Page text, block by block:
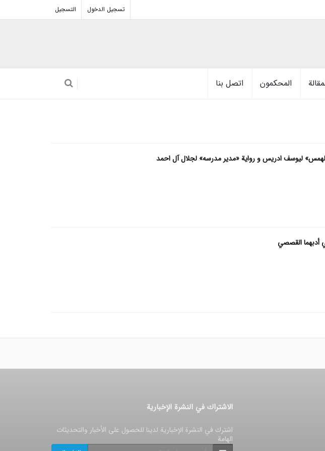
تسجيل الدخول التسجيل
المحكمون اتصل بنا
لیوسف ادریس و روایة «مدیر مدرسه» لجلال آل احمد
أدبهما القصصي
الاشتراك في النشرة الإخبارية
اشترك في النشرة الإخبارية لدينا للحصول على الأخبار والتحديثات
الهامة